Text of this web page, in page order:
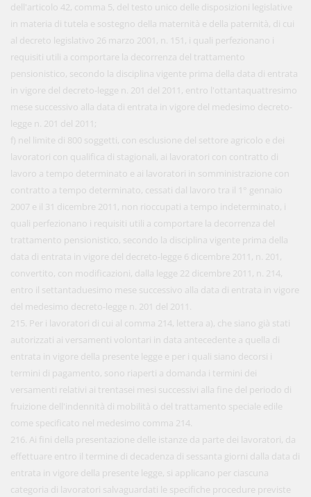
dell'articolo 42, comma 5, del testo unico delle disposizioni legislative
in materia di tutela e sostegno della maternità e della paternità, di cui
al decreto legislativo 26 marzo 2001, n. 151, i quali perfezionano i
requisiti utili a comportare la decorrenza del trattamento
pensionistico, secondo la disciplina vigente prima della data di entrata
in vigore del decreto-legge n. 201 del 2011, entro l'ottantaquattresimo
mese successivo alla data di entrata in vigore del medesimo decreto-
legge n. 201 del 2011;
f) nel limite di 800 soggetti, con esclusione del settore agricolo e dei
lavoratori con qualifica di stagionali, ai lavoratori con contratto di
lavoro a tempo determinato e ai lavoratori in somministrazione con
contratto a tempo determinato, cessati dal lavoro tra il 1° gennaio
2007 e il 31 dicembre 2011, non rioccupati a tempo indeterminato, i
quali perfezionano i requisiti utili a comportare la decorrenza del
trattamento pensionistico, secondo la disciplina vigente prima della
data di entrata in vigore del decreto-legge 6 dicembre 2011, n. 201,
convertito, con modificazioni, dalla legge 22 dicembre 2011, n. 214,
entro il settantaduesimo mese successivo alla data di entrata in vigore
del medesimo decreto-legge n. 201 del 2011.
215. Per i lavoratori di cui al comma 214, lettera a), che siano già stati
autorizzati ai versamenti volontari in data antecedente a quella di
entrata in vigore della presente legge e per i quali siano decorsi i
termini di pagamento, sono riaperti a domanda i termini dei
versamenti relativi ai trentasei mesi successivi alla fine del periodo di
fruizione dell'indennità di mobilità o del trattamento speciale edile
come specificato nel medesimo comma 214.
216. Ai fini della presentazione delle istanze da parte dei lavoratori, da
effettuare entro il termine di decadenza di sessanta giorni dalla data di
entrata in vigore della presente legge, si applicano per ciascuna
categoria di lavoratori salvaguardati le specifiche procedure previste